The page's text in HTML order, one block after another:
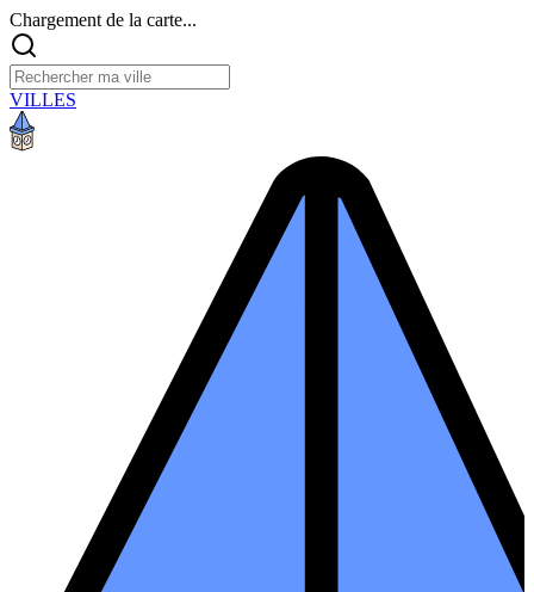
Chargement de la carte...
VILLES